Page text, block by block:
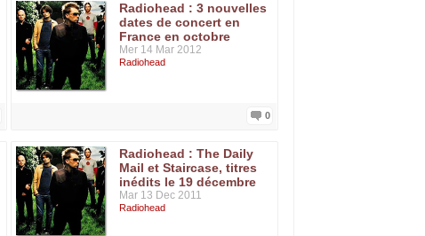
Radiohead : 3 nouvelles
dates de concert en
France en octobre
Mer 14 Mar 2012
Radiohead
0
Radiohead : The Daily
Mail et Staircase, titres
inédits le 19 décembre
Mar 13 Dec 2011
Radiohead